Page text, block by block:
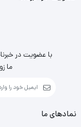
آمپر دارای باتری
با عضویت در
ما
نمادهای ما